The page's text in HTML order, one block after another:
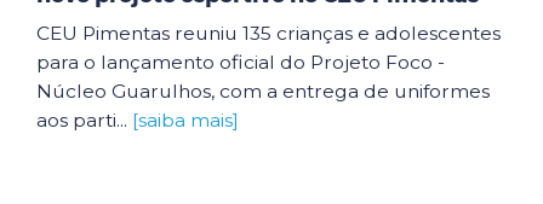
CEU Pimentas reuniu 135 crianças e adolescentes
para o lançamento oficial do Projeto Foco -
Núcleo Guarulhos, com a entrega de uniformes
aos parti... [saiba mais]